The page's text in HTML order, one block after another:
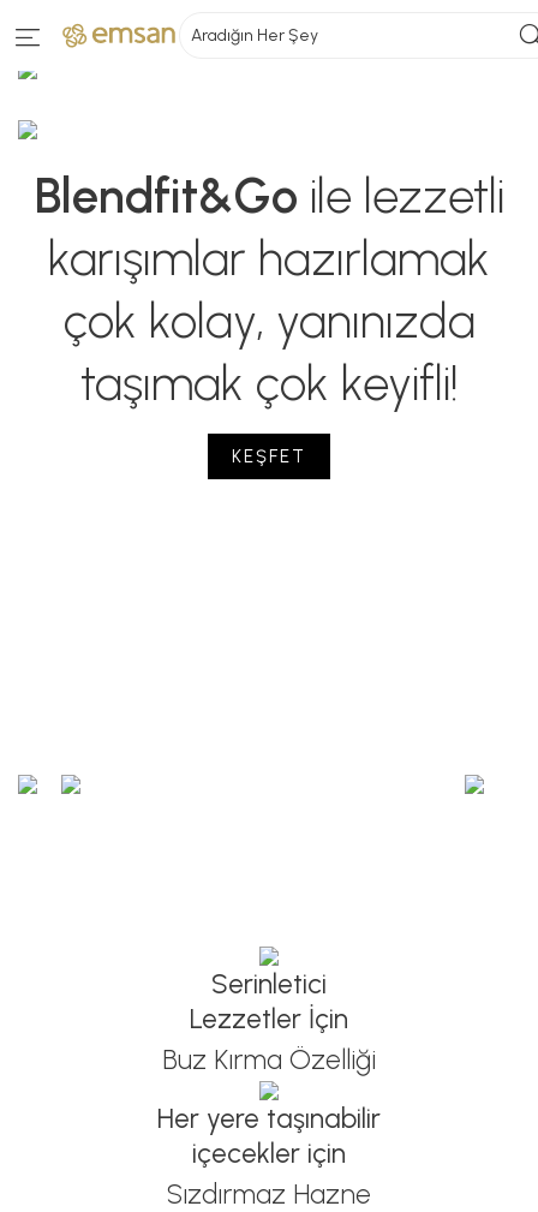
Aradığın Her Şey
Blendfit&Go ile lezzetli
karışımlar hazırlamak
çok kolay, yanınızda
taşımak çok keyifli!
KEŞFET
Serinletici
Lezzetler İçin
Buz Kırma Özelliği
Her yere taşınabilir
içecekler için
Sızdırmaz Hazne